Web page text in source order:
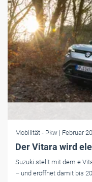
Mobilität - Pkw | Februar
Der Vitara wird
Suzuki stellt mit dem e
– und eröffnet damit bis